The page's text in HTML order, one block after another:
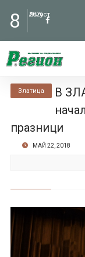
8 Август
2026
Златица
В
празници
МАЙ 22, 2018